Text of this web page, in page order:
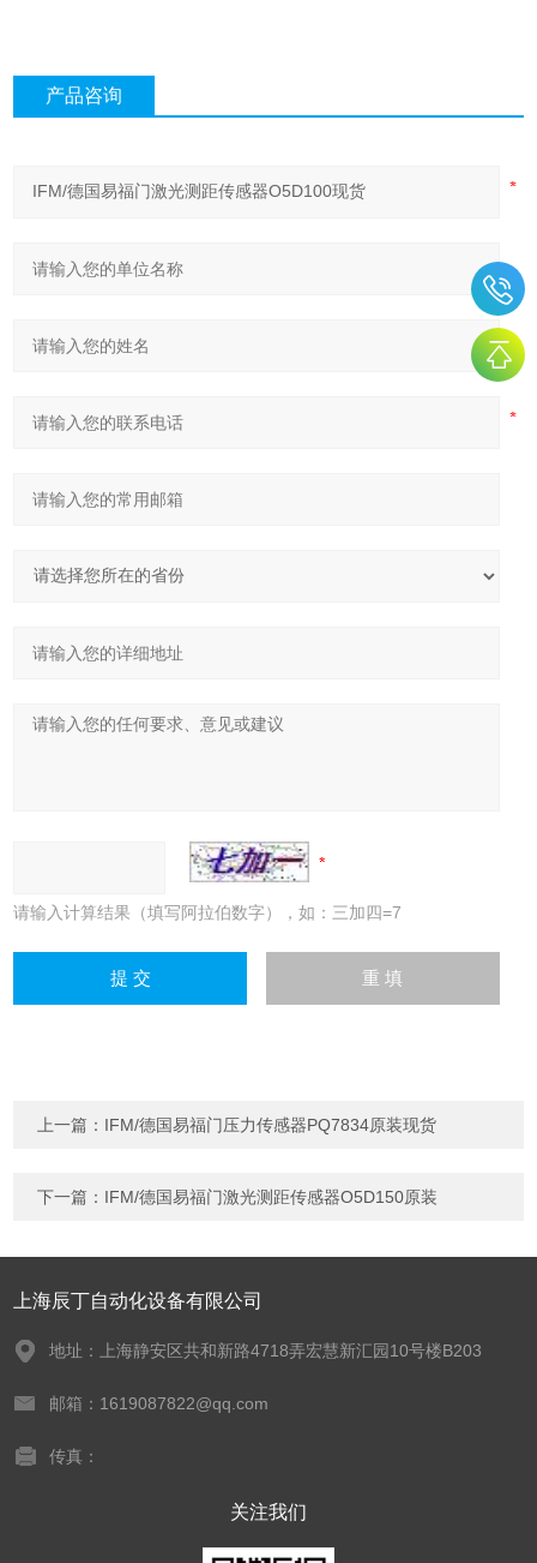
产品咨询
请输入计算结果（填写阿拉伯数字），如：三加四=7
上一篇： IFM/德国易福门压力传感器PQ7834原装现货
下一篇： IFM/德国易福门激光测距传感器O5D150原装
上海辰丁自动化设备有限公司
地址：上海静安区共和新路4718弄宏慧新汇园10号楼B203
邮箱：1619087822@qq.com
传真：
关注我们